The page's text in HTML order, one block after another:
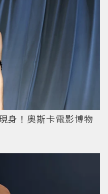
身！奧斯卡電影博物